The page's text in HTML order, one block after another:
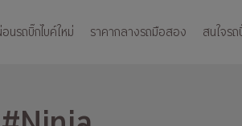
นรถบิ๊กไบค์ใหม่ ราคากลางรถมือสอง สนใจร